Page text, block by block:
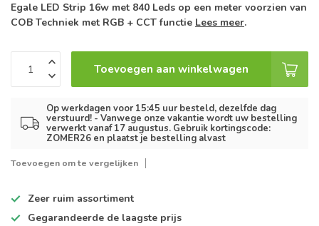
Egale LED Strip 16w met 840 Leds op een meter voorzien van
COB Techniek met RGB + CCT functie Lees meer.
Toevoegen aan winkelwagen
Op werkdagen voor 15:45 uur besteld, dezelfde dag
verstuurd! - Vanwege onze vakantie wordt uw bestelling
verwerkt vanaf 17 augustus. Gebruik kortingscode:
ZOMER26 en plaatst je bestelling alvast
Toevoegen om te vergelijken
Zeer ruim assortiment
Gegarandeerde de laagste prijs